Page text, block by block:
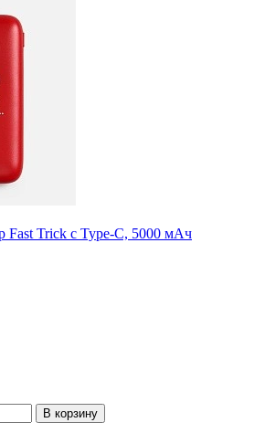
Fast Trick с Type-C, 5000 мАч
В корзину